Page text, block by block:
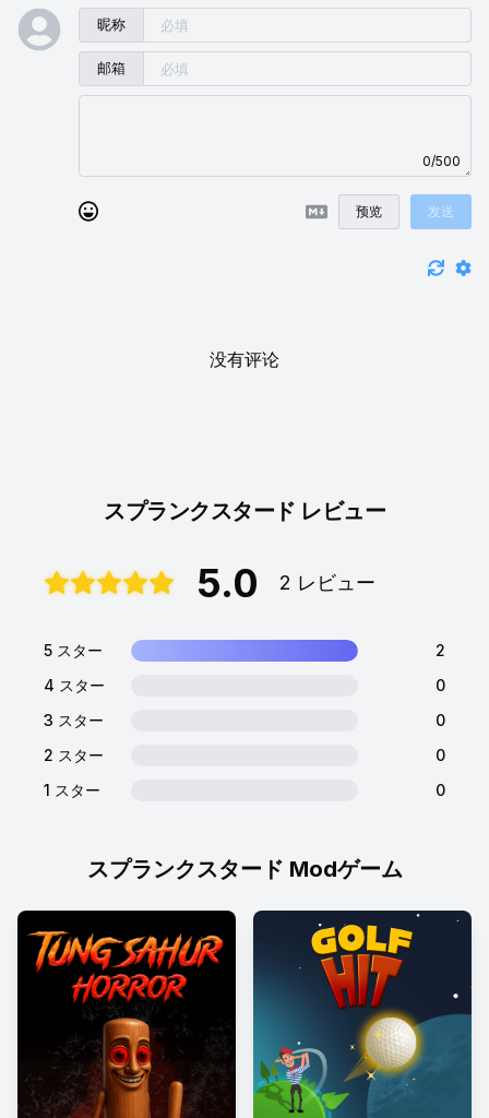
昵称
邮箱
0/500
预览 发送
没有评论
スプランクスタード Modゲーム
スプランクスタード レビュー
5.0 2 レビュー
5 スター
2
4 スター
0
3 スター
0
2 スター
0
1 スター
0